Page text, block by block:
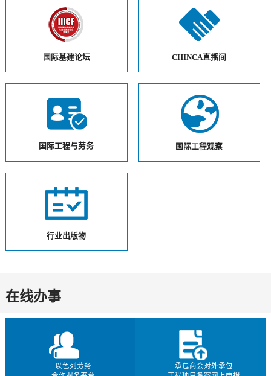
国际基建论坛 CHINCA直播间
国际工程与劳务 国际工程观察
行业出版物
在线办事
以色列劳务
承包商会对外承包